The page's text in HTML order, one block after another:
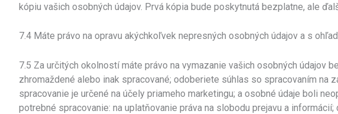
kópiu vašich osobných údajov. Prvá kópia bude poskytnutá bezplatne, ale
7.4 Máte právo na opravu akýchkoľvek nepresných osobných údajov a s
7.5 Za určitých okolností máte právo na vymazanie vašich osobných
zhromaždené alebo inak spracované; odoberiete súhlas so spracovaním na
spracovanie je určené na účely priameho marketingu; a osobné údaje boli
potrebné spracovanie: na uplatňovanie práva na slobodu prejavu a